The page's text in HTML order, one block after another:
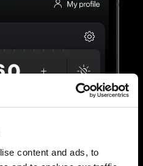
content and ads, to